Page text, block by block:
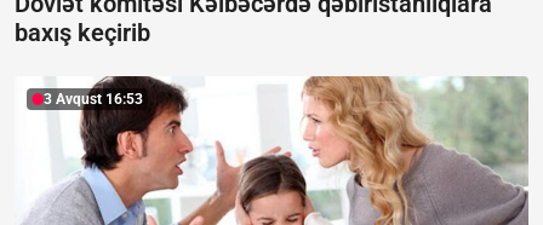
baxış keçirib
3 Avqust 16:53